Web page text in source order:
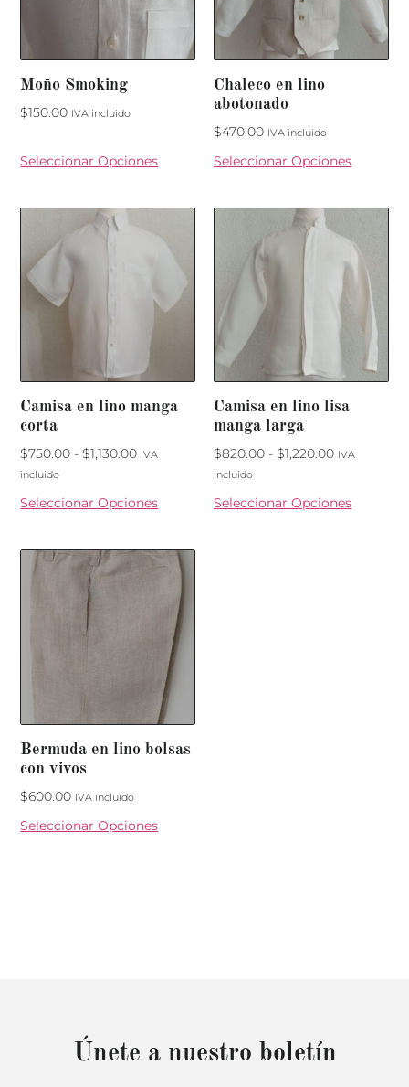
Moño Smoking
$150.00 IVA incluido
Seleccionar Opciones
Chaleco en lino
abotonado
$470.00 IVA incluido
Seleccionar Opciones
Camisa en lino manga
corta
$750.00 - $1,130.00 IVA
incluido
Seleccionar Opciones
Camisa en lino lisa
manga larga
$820.00 - $1,220.00 IVA
incluido
Seleccionar Opciones
Bermuda en lino bolsas
con vivos
$600.00 IVA incluido
Seleccionar Opciones
Únete a nuestro boletín